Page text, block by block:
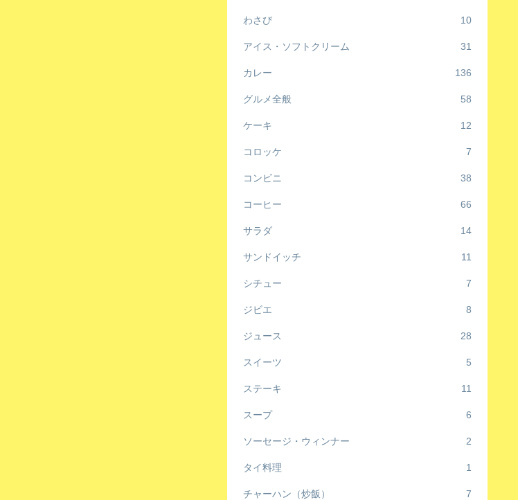
わさび 10
アイス・ソフトクリーム 31
カレー 136
グルメ全般 58
ケーキ 12
コロッケ 7
コンビニ 38
コーヒー 66
サラダ 14
サンドイッチ 11
シチュー 7
ジビエ 8
ジュース 28
スイーツ 5
ステーキ 11
スープ 6
ソーセージ・ウィンナー 2
タイ料理 1
チャーハン（炒飯） 7